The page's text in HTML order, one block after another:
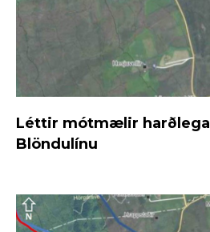
Léttir mótmælir
Blöndulínu